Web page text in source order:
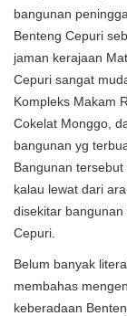
bangunan
Benteng Cepuri
jaman kerajaan
Cepuri sangat
Kompleks Makam
Cokelat Monggo,
bangunan yg
Bangunan
kalau lewat dari
disekitar
Cepuri.
Belum banyak
membahas
keberadaan